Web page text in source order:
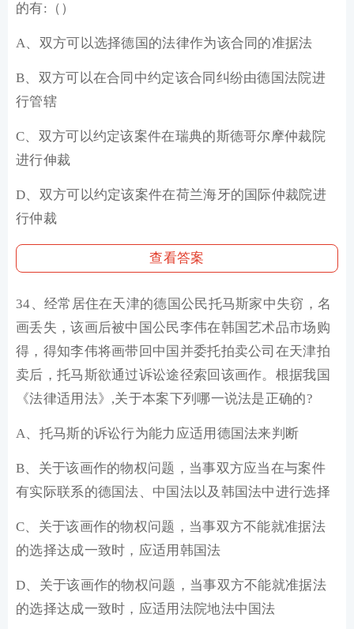
的有:（）
A、双方可以选择德国的法律作为该合同的准据法
B、双方可以在合同中约定该合同纠纷由德国法院进
行管辖
C、双方可以约定该案件在瑞典的斯德哥尔摩仲裁院
进行伸裁
D、双方可以约定该案件在荷兰海牙的国际仲裁院进
行仲裁
查看答案
34、经常居住在天津的德国公民托马斯家中失窃，名
画丢失，该画后被中国公民李伟在韩国艺术品市场购
得，得知李伟将画带回中国并委托拍卖公司在天津拍
卖后，托马斯欲通过诉讼途径索回该画作。根据我国
《法律适用法》,关于本案下列哪一说法是正确的?
A、托马斯的诉讼行为能力应适用德国法来判断
B、关于该画作的物权问题，当事双方应当在与案件
有实际联系的德国法、中国法以及韩国法中进行选择
C、关于该画作的物权问题，当事双方不能就准据法
的选择达成一致时，应适用韩国法
D、关于该画作的物权问题，当事双方不能就准据法
的选择达成一致时，应适用法院地法中国法